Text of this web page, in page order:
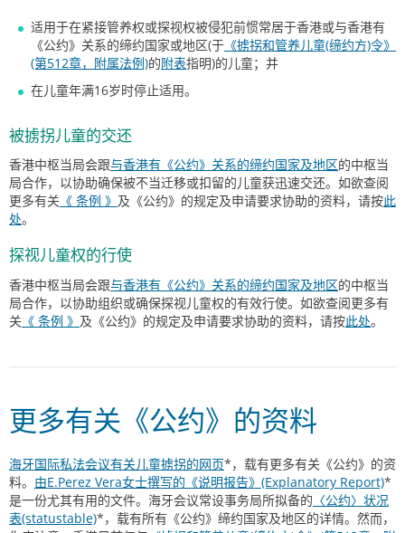
适用于在紧接管养权或探视权被侵犯前惯常居于香港或与香港有
《公约》关系的缔约国家或地区(于 《掳拐和管养儿童(缔约方)令》
(第512章，附属法例)的附表指明)的儿童；并
在儿童年满16岁时停止适用。
被掳拐儿童的交还
香港中枢当局会跟与香港有《公约》关系的缔约国家及地区的中枢当
局合作，以协助确保被不当迁移或扣留的儿童获迅速交还。如欲查阅
更多有关 《 条例 》 及《公约》的规定及申请要求协助的资料，请按此
处。
探视儿童权的行使
香港中枢当局会跟与香港有《公约》关系的缔约国家及地区的中枢当
局合作，以协助组织或确保探视儿童权的有效行使。如欲查阅更多有
关 《 条例 》 及《公约》的规定及申请要求协助的资料，请按此处。
更多有关《公约》的资料
海牙国际私法会议有关儿童掳拐的网页*，载有更多有关《公约》的资
料。 由E.Perez Vera女士撰写的《说明报告》(Explanatory Report)*
是一份尤其有用的文件。海牙会议常设事务局所拟备的 〈公约〉状况
表(statustable)*，载有所有《公约》缔约国家及地区的详情。然而，